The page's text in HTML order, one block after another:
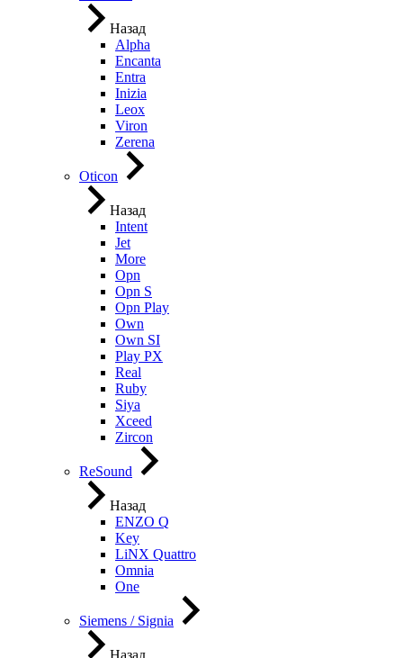
Назад
Alpha
Encanta
Entra
Inizia
Leox
Viron
Zerena
Oticon
Назад
Intent
Jet
More
Opn
Opn S
Opn Play
Own
Own SI
Play PX
Real
Ruby
Siya
Xceed
Zircon
ReSound
Назад
ENZO Q
Key
LiNX Quattro
Omnia
One
Siemens / Signia